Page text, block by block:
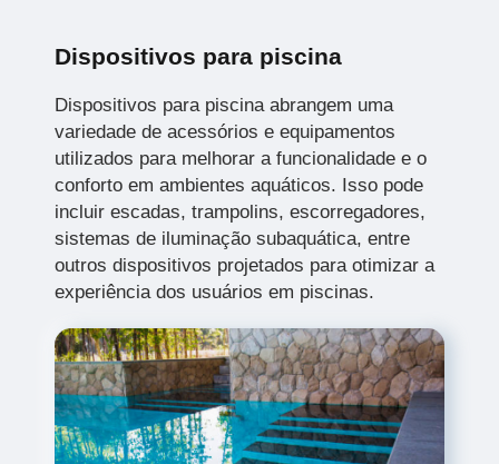
Dispositivos para piscina
Dispositivos para piscina abrangem uma
variedade de acessórios e equipamentos
utilizados para melhorar a funcionalidade e o
conforto em ambientes aquáticos. Isso pode
incluir escadas, trampolins, escorregadores,
sistemas de iluminação subaquática, entre
outros dispositivos projetados para otimizar a
experiência dos usuários em piscinas.